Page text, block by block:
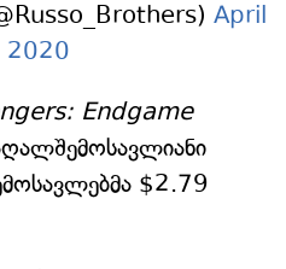
April
2020
Endgame
$2.79